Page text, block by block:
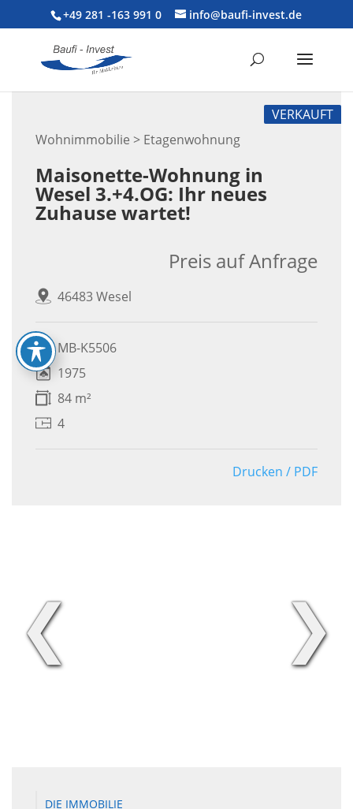
+49 281 -163 991 0 info@baufi-invest.de
Wohnimmobilie > Etagenwohnung
VERKAUFT
Maisonette-Wohnung in
Wesel 3.+4.OG: Ihr neues
Zuhause wartet!
46483 Wesel
Preis auf Anfrage
MB-K5506
1975
84 m²
4
Drucken / PDF
❮ ❯
DIE IMMOBILIE